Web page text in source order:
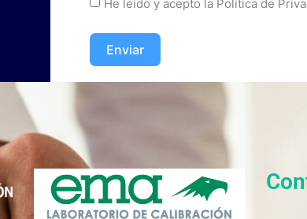
He leído y acepto la Política de
Enviar